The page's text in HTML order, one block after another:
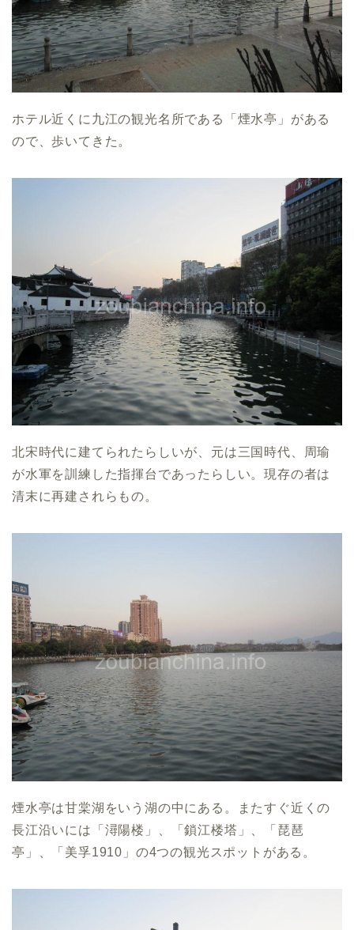
ホテル近くに九江の観光名所である「煙水亭」がある
ので、歩いてきた。
北宋時代に建てられたらしいが、元は三国時代、周瑜
が水軍を訓練した指揮台であったらしい。現存の者は
清末に再建されらもの。
煙水亭は甘棠湖をいう湖の中にある。またすぐ近くの
長江沿いには「潯陽楼」、「鎖江楼塔」、「琵琶
亭」、「美孚1910」の4つの観光スポットがある。